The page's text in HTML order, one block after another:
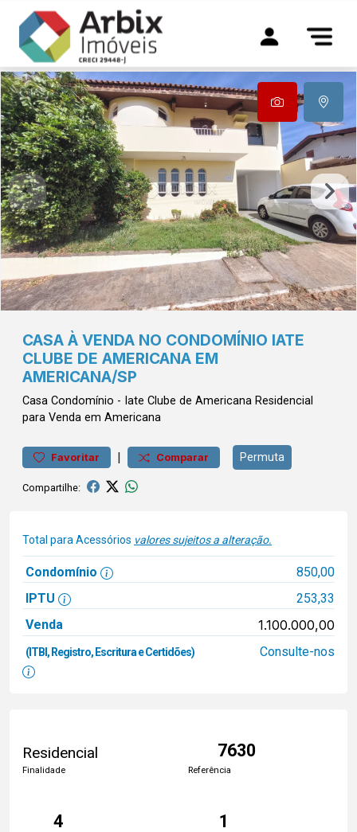
CASA À VENDA NO CONDOMÍNIO IATE
CLUBE DE AMERICANA EM
AMERICANA/SP
Casa Condomínio - Iate Clube de Americana Residencial
para Venda em Americana
Favoritar | Comparar Permuta
Compartilhe:
Total para Acessórios valores sujeitos a alteração.
Condomínio
850,00
IPTU
253,33
Venda
1.100.000,00
(ITBI, Registro, Escritura e Certidões) Consulte-nos
Residencial
Finalidade
7630
Referência
4 1